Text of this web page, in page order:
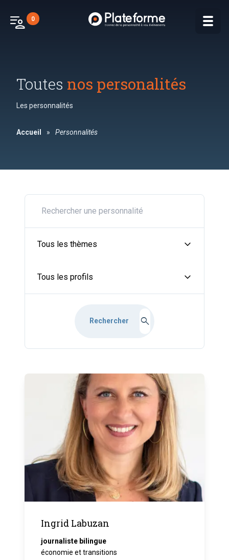
patient_list 0
Toutes nos personalités
Les personnalités
Accueil » Personnalités
Tous les thèmes expand_more
Tous les profils expand_more
Rechercher search
Ingrid Labuzan
journaliste bilingue
économie et transitions